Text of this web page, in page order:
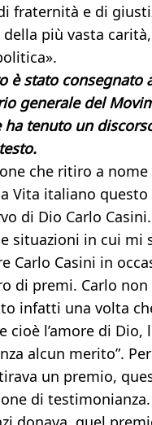
fraternità e di
più vasta
è stato consegnato
generale del
ha tenuto un
che ritiro a
Vita italiano
di Dio Carlo
situazioni in cui mi
Carlo Casini in
di premi. Carlo non
infatti una volta
cioè l’amore di Dio,
alcun merito”.
un premio,
di testimonianza.